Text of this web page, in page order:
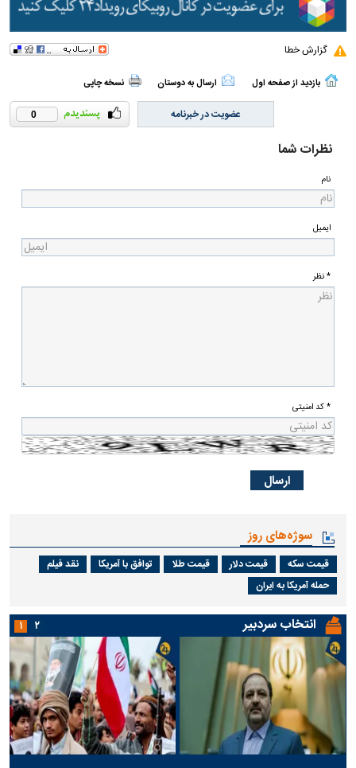
گزارش خطا
بازدید از صفحه اول ارسال به دوستان نسخه چاپی
0 عضویت در خبرنامه
نظرات شما
نام
ایمیل
* نظر
* کد امنیتی
سوژه‌های روز
قیمت سکه قیمت دلار قیمت طلا توافق با آمریکا
نقد فیلم
حمله آمریکا به ایران
انتخاب سردبیر ۱ ۲